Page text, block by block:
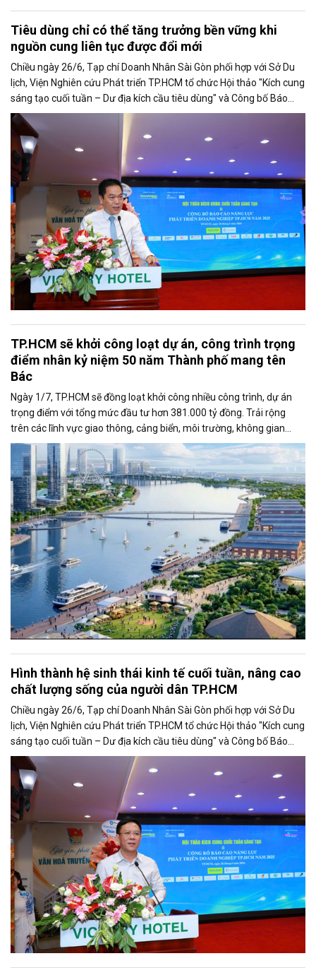
Tiêu dùng chỉ có thể tăng trưởng bền vững khi
nguồn cung liên tục được đổi mới
Chiều ngày 26/6, Tạp chí Doanh Nhân Sài Gòn phối hợp với Sở Du
lịch, Viện Nghiên cứu Phát triển TP.HCM tổ chức Hội thảo "Kích cung
sáng tạo cuối tuần – Dư địa kích cầu tiêu dùng" và Công bố Báo
cáo năng lực phát triển doanh nghiệp TP.HCM năm 2025. Trân
trọng giới thiệu phát biểu của ông Võ Hồng Sơn - Trưởng đại diện
Văn phòng Bộ Công Thương khu vực phía Nam tại Hội thảo.
TP.HCM sẽ khởi công loạt dự án, công trình trọng
điểm nhân kỷ niệm 50 năm Thành phố mang tên
Bác
Ngày 1/7, TP.HCM sẽ đồng loạt khởi công nhiều công trình, dự án
trọng điểm với tổng mức đầu tư hơn 381.000 tỷ đồng. Trải rộng
trên các lĩnh vực giao thông, cảng biển, môi trường, không gian
công cộng và nhà ở xã hội, các dự án được kỳ vọng tạo động lực
tăng trưởng mới, mở rộng không gian phát triển và nâng cao năng
lực cạnh tranh của đô thị lớn nhất cả nước.
Hình thành hệ sinh thái kinh tế cuối tuần, nâng cao
chất lượng sống của người dân TP.HCM
Chiều ngày 26/6, Tạp chí Doanh Nhân Sài Gòn phối hợp với Sở Du
lịch, Viện Nghiên cứu Phát triển TP.HCM tổ chức Hội thảo "Kích cung
sáng tạo cuối tuần – Dư địa kích cầu tiêu dùng" và Công bố Báo
cáo năng lực phát triển doanh nghiệp TP.HCM năm 2025. Trân
trọng giới thiệu phát biểu của ông Nguyễn Ngọc Hồi - Phó Giám đốc
Sở Văn hoá - Thể thao TP.HCM tại Hội thảo.